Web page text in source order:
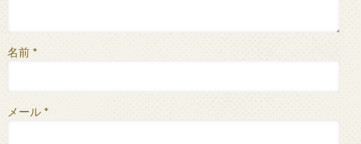
名前 *
メール *